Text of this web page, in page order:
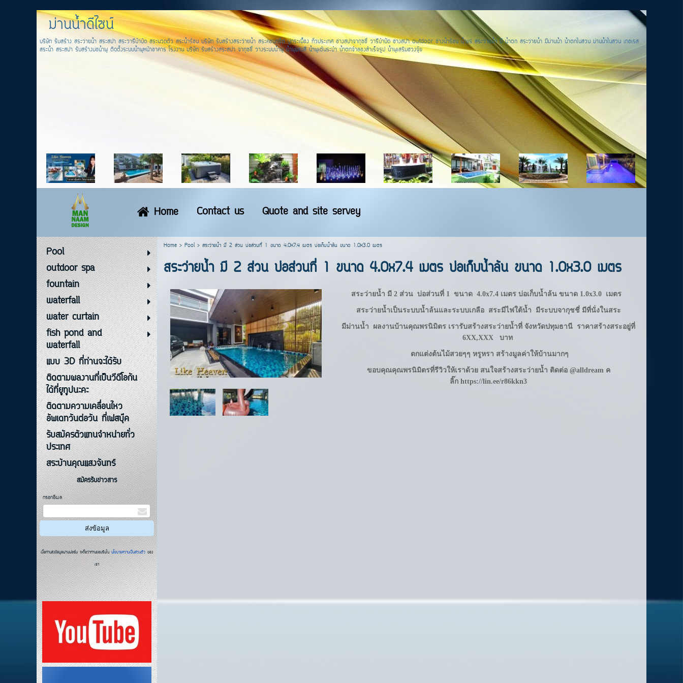
ม่านน้ำดีไซน์
บริษัท รับสร้าง สระว่ายน้ำ สระสปา สระวารีบำบัด สระนวดตัว สระน้ำร้อน บริษัท รับสร้างสระว่ายน้ำ สระคอนกรีต ปูกระเบื้อง ทั่วประเทศ อ่างสปาจากุซชี่ วารีบำบัด อ่างสปา outdoor อ่างน้ำร้อน น้ำแร่ สระว่ายน้ำ มี น้ำตก สระว่ายน้ำ มีม่านน้ำ น้ำตกในสวน ม่านน้ำในสวน เทอเรส
สระน้ำ สระสปา รับสร้างบ่อน้ำพุ ติดตั้งระบบน้ำพุหน้าอาคาร โรงงาน บริษัท รับสร้างสระสปา จากุซชี่ วางระบบน้ำพุ น้ำพุแสงสี น้ำพุเต้นระบำ น้ำตกจำลองสำเร็จรูป น้ำพุเสริมฮวงจุ้ย
Home Contact us Quote and site servey
Pool
outdoor spa
fountain
waterfall
water curtain
fish pond and
waterfall
แบบ 3D ที่ท่านจะได้รับ
ติดตามผลงานที่เป็นวีดีโอกัน
ได้ที่ยูทูปนะคะ
ติดตามความเคลื่อนไหว
อัพเดทวันต่อวัน ที่เฟสบุ๊ค
รับสมัครตัวแทนจำหน่ายทั่ว
ประเทศ
สระบ้านคุณแสงจันทร์
สมัครรับข่าวสาร
กรอกอีเมล
เมื่อท่านส่งข้อมูลผ่านฟอร์ม จะถือว่าท่านยอมรับในนโยบายความเป็นส่วนตัวของ
เรา
Home> Pool> สระว่ายน้ำ มี 2 ส่วน บ่อส่วนที่ 1 ขนาด 4.0x7.4 เมตร บ่อเก็บน้ำล้น ขนาด 1.0x3.0 เมตร
สระว่ายน้ำ มี 2 ส่วน บ่อส่วนที่ 1 ขนาด 4.0x7.4 เมตร บ่อเก็บน้ำล้น ขนาด 1.0x3.0 เมตร
สระว่ายน้ำ มี 2 ส่วน บ่อส่วนที่ 1 ขนาด 4.0x7.4 เมตร บ่อเก็บน้ำล้น ขนาด 1.0x3.0 เมตร
สระว่ายน้ำเป็นระบบน้ำล้นและระบบเกลือ สระมีไฟใต้น้ำ มีระบบจากุชชี่ มีที่นั่งในสระ
มีม่านน้ำ ผลงานบ้านคุณพรนิมิตร เรารับสร้างสระว่ายน้ำที่ จังหวัดปทุมธานี ราคาสร้างสระอยู่ที่
6XX,XXX บาท
ตกแต่งต้นไม้สวยๆๆ หรูหรา สร้างมูลค่าให้บ้านมากๆ
ขอบคุณคุณพรนิมิตรที่รีวิวให้เราด้วย สนใจสร้างสระว่ายน้ำ ติดต่อ @alldream ค
ลิ๊กhttps://lin.ee/r86kkn3